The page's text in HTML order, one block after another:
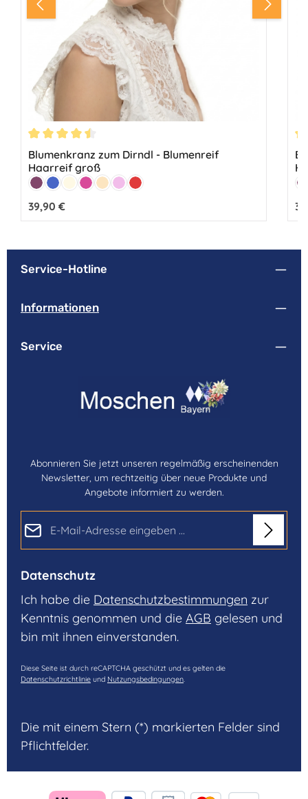
Durchschnittliche Bewertung von 4.56 von 5 Sternen
Blumenkranz zum Dirndl - Blumenreif
Haarreif groß
Farbe:
BeereBlauCremePinkPuderRosaRot
Regulärer Preis:
39,90 €
Service-Hotline
Informationen
Service
Abonnieren Sie jetzt unseren regelmäßig erscheinenden
Newsletter, um rechtzeitig über neue Produkte und
Angebote informiert zu werden.
Datenschutz
Ich habe die Datenschutzbestimmungen zur
Kenntnis genommen und die AGB gelesen und
bin mit ihnen einverstanden.
Diese Seite ist durch reCAPTCHA geschützt und es gelten die
Datenschutzrichtlinie und Nutzungsbedingungen.
Die mit einem Stern (*) markierten Felder sind
Pflichtfelder.